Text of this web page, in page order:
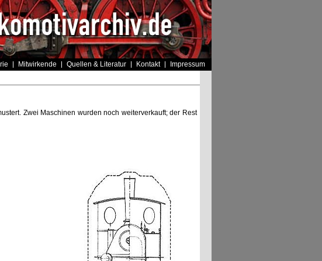
Mitwirkende Quellen & Literatur Kontakt Impressum
Zwei Maschinen wurden noch weiterverkauft; der Rest